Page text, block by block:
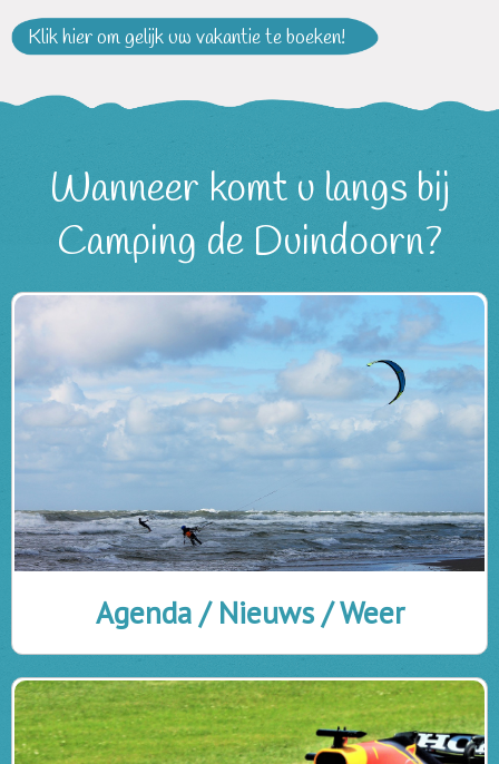
Klik hier om gelijk uw vakantie te boeken!
Wanneer komt u langs bij
Camping de Duindoorn?
Agenda / Nieuws / Weer